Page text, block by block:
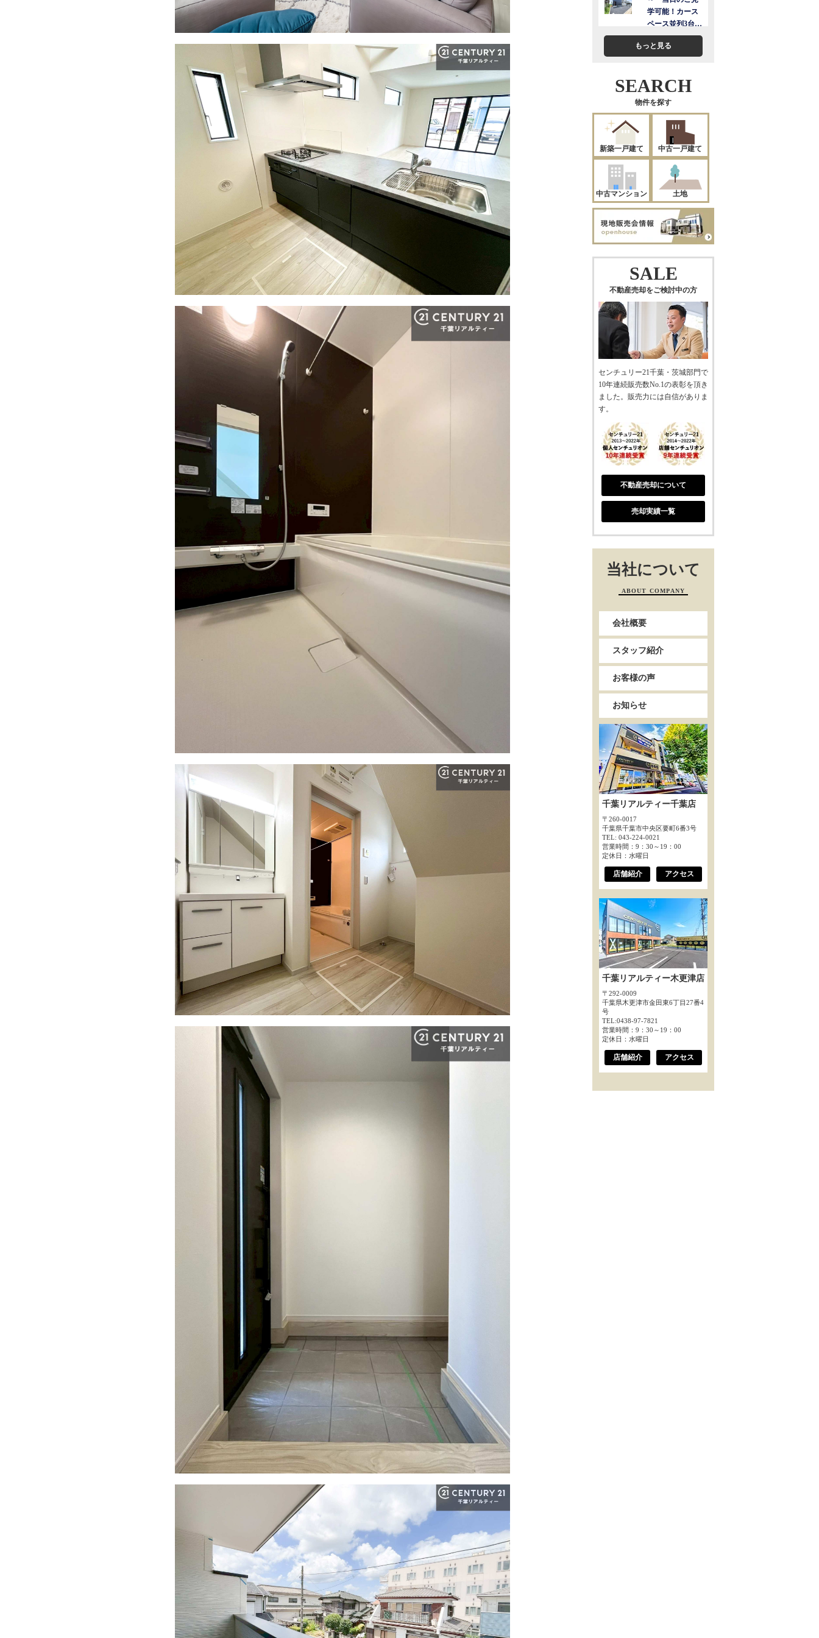
もっと見る
SEARCH
物件を探す
新築一戸建て 中古一戸建て
中古マンション 土地
SALE
不動産売却をご検討中の方
センチュリー21千葉・茨城部門で
10年連続販売数No.1の表彰を頂き
ました。販売力には自信がありま
す。
不動産売却について
売却実績一覧
当社について
ABOUT COMPANY
会社概要
スタッフ紹介
お客様の声
お知らせ
千葉リアルティー千葉店
〒260-0017
千葉県千葉市中央区要町6番3号
TEL: 043-224-0021
営業時間：9：30～19：00
定休日：水曜日
店舗紹介 アクセス
千葉リアルティー木更津店
〒292-0009
千葉県木更津市金田東6丁目27番4
号
TEL:0438-97-7821
営業時間：9：30～19：00
定休日：水曜日
店舗紹介 アクセス